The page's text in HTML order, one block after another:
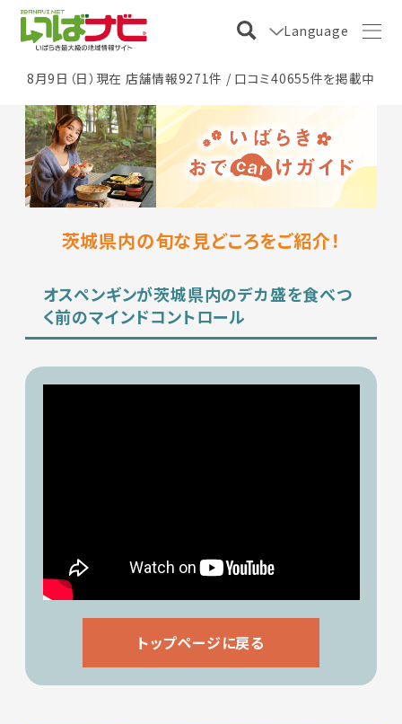
Language
8月9日（日）現在 店舗情報9271件 / 口コミ40655件を掲載中
茨城県内の旬な見どころをご紹介！
オスペンギンが茨城県内のデカ盛を食べつ
く前のマインドコントロール
トップページに戻る